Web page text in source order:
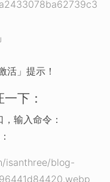
活」提示！
下：
输入命令：